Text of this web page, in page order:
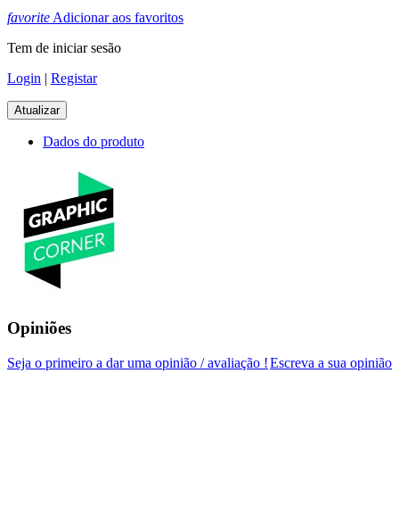
favoriteAdicionar aos favoritos
Tem de iniciar sesão
Login | Registar
Dados do produto
Opiniões
Escreva a sua opinião
Seja o primeiro a dar uma opinião / avaliação !